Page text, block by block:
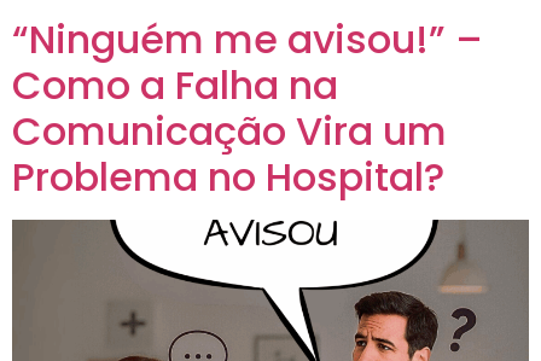
“Ninguém me avisou!” –
Como a Falha na
Comunicação Vira um
Problema no Hospital?